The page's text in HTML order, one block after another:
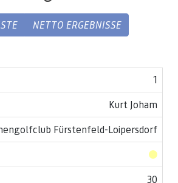
NETTO ERGEBNISSE
1
Kurt Joham
Fürstenfeld-Loipersdorf
30